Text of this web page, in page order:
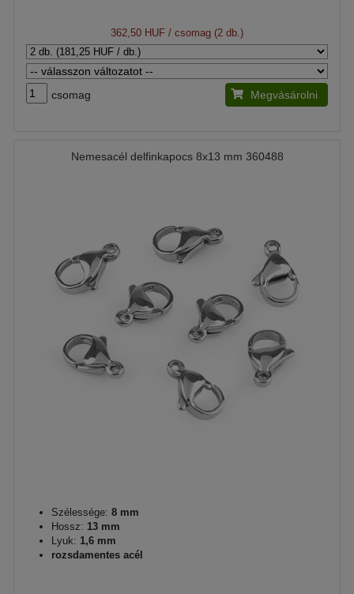
362,50 HUF / csomag (2 db.)
csomag Megvásárolni
Nemesacél delfinkapocs 8x13 mm 360488
Szélessége: 8 mm
Hossz: 13 mm
Lyuk: 1,6 mm
rozsdamentes acél